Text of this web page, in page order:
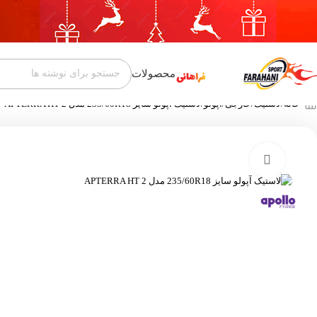
محصولات
خانه لاستیک خارجی آپولو لاستیک آپولو سایز 235/60R18 مدل APTERRA HT 2